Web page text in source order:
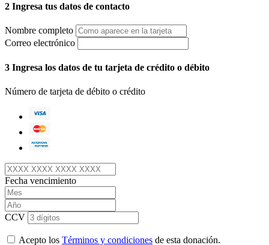
2 Ingresa tus datos de contacto
Nombre completo
Correo electrónico
3 Ingresa los datos de tu tarjeta de crédito o débito
Número de tarjeta de débito o crédito
Fecha vencimiento
CCV
Acepto los Términos y condiciones de esta donación.